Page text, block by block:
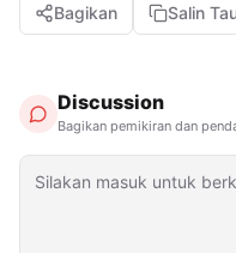
Bagikan Salin
Discussion
Bagikan pemikiran dan